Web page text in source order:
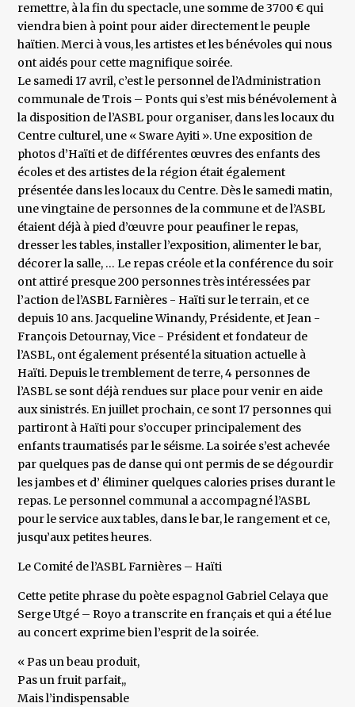
remettre, à la fin du spectacle, une somme de 3700 € qui
viendra bien à point pour aider directement le peuple
haïtien. Merci à vous, les artistes et les bénévoles qui nous
ont aidés pour cette magnifique soirée.
Le samedi 17 avril, c’est le personnel de l’Administration
communale de Trois – Ponts qui s’est mis bénévolement à
la disposition de l’ASBL pour organiser, dans les locaux du
Centre culturel, une « Sware Ayiti ». Une exposition de
photos d’Haïti et de différentes œuvres des enfants des
écoles et des artistes de la région était également
présentée dans les locaux du Centre. Dès le samedi matin,
une vingtaine de personnes de la commune et de l’ASBL
étaient déjà à pied d’œuvre pour peaufiner le repas,
dresser les tables, installer l’exposition, alimenter le bar,
décorer la salle, … Le repas créole et la conférence du soir
ont attiré presque 200 personnes très intéressées par
l’action de l’ASBL Farnières - Haïti sur le terrain, et ce
depuis 10 ans. Jacqueline Winandy, Présidente, et Jean -
François Detournay, Vice - Président et fondateur de
l’ASBL, ont également présenté la situation actuelle à
Haïti. Depuis le tremblement de terre, 4 personnes de
l’ASBL se sont déjà rendues sur place pour venir en aide
aux sinistrés. En juillet prochain, ce sont 17 personnes qui
partiront à Haïti pour s’occuper principalement des
enfants traumatisés par le séisme. La soirée s’est achevée
par quelques pas de danse qui ont permis de se dégourdir
les jambes et d’ éliminer quelques calories prises durant le
repas. Le personnel communal a accompagné l’ASBL
pour le service aux tables, dans le bar, le rangement et ce,
jusqu’aux petites heures.
Le Comité de l’ASBL Farnières – Haïti
Cette petite phrase du poète espagnol Gabriel Celaya que
Serge Utgé – Royo a transcrite en français et qui a été lue
au concert exprime bien l’esprit de la soirée.
« Pas un beau produit,
Pas un fruit parfait,,
Mais l’indispensable